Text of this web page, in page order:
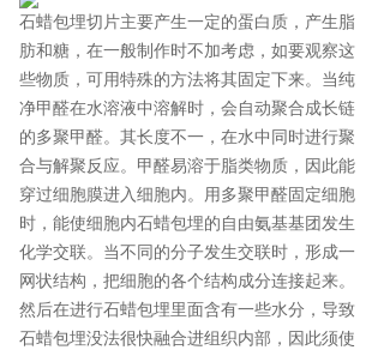
石蜡包埋切片主要产生一定的蛋白质，产生脂
肪和糖，在一般制作时不加考虑，如要观察这
些物质，可用特殊的方法将其固定下来。当纯
净甲醛在水溶液中溶解时，会自动聚合成长链
的多聚甲醛。其长度不一，在水中同时进行聚
合与解聚反应。甲醛易溶于脂类物质，因此能
穿过细胞膜进入细胞内。用多聚甲醛固定细胞
时，能使细胞内石蜡包埋的自由氨基基团发生
化学交联。当不同的分子发生交联时，形成一
网状结构，把细胞的各个结构成分连接起来。
然后在进行石蜡包埋里面含有一些水分，导致
石蜡包埋没法很快融合进组织内部，因此须使